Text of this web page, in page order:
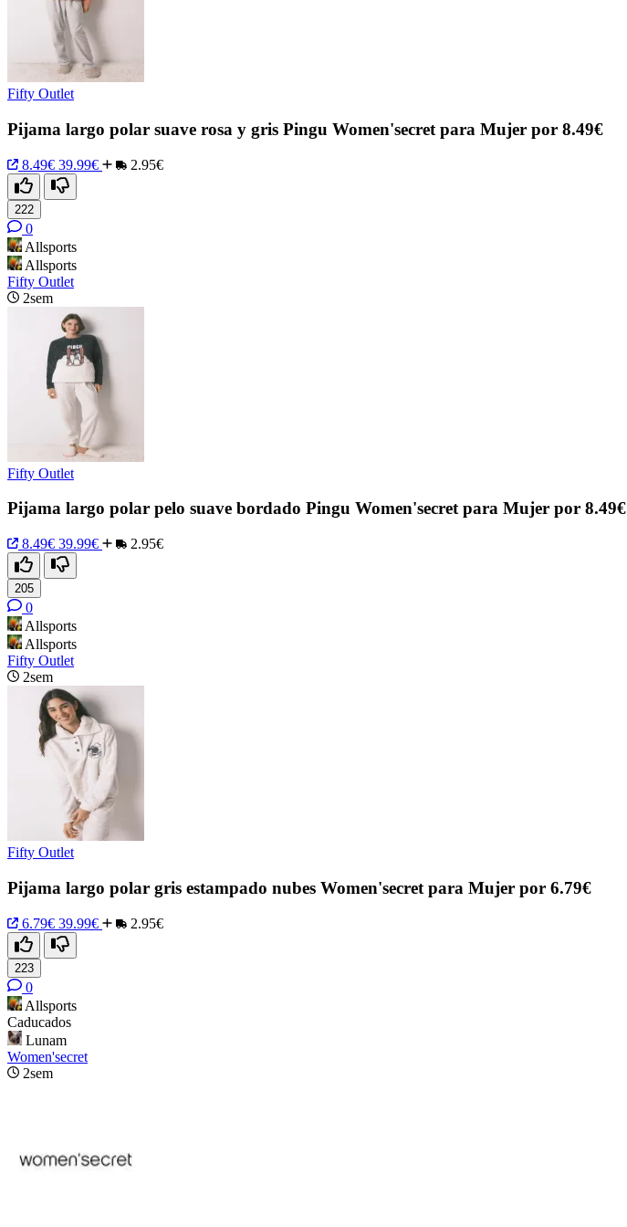
Fifty Outlet
Pijama largo polar suave rosa y gris Pingu Women'secret para Mujer por 8.49€
8.49€ 39.99€ 2.95€
222
0
Allsports
Allsports
Fifty Outlet
2sem
Fifty Outlet
Pijama largo polar pelo suave bordado Pingu Women'secret para Mujer por 8.49€
8.49€ 39.99€ 2.95€
205
0
Allsports
Allsports
Fifty Outlet
2sem
Fifty Outlet
Pijama largo polar gris estampado nubes Women'secret para Mujer por 6.79€
6.79€ 39.99€ 2.95€
223
0
Allsports
Caducados
Lunam
Women'secret
2sem